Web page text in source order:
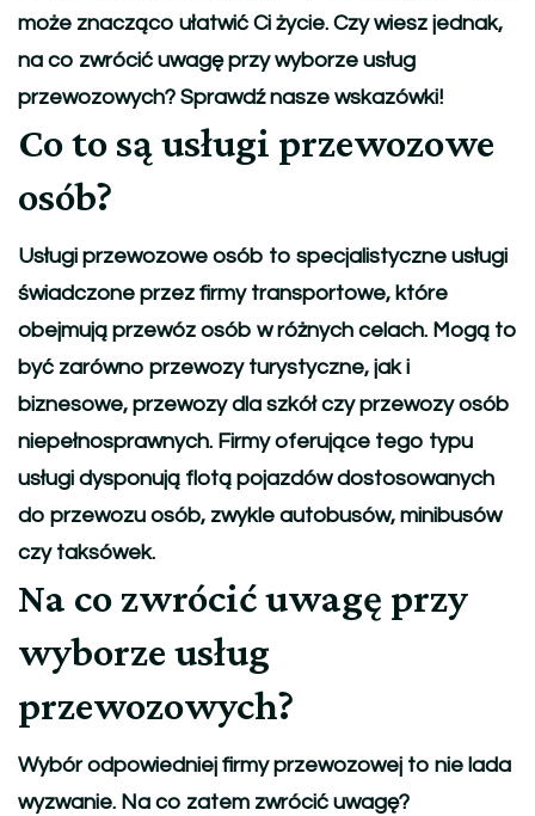
może znacząco ułatwić Ci życie. Czy wiesz jednak,
na co zwrócić uwagę przy wyborze usług
przewozowych? Sprawdź nasze wskazówki!
Co to są usługi przewozowe
osób?
Usługi przewozowe osób to specjalistyczne usługi
świadczone przez firmy transportowe, które
obejmują przewóz osób w różnych celach. Mogą to
być zarówno przewozy turystyczne, jak i
biznesowe, przewozy dla szkół czy przewozy osób
niepełnosprawnych. Firmy oferujące tego typu
usługi dysponują flotą pojazdów dostosowanych
do przewozu osób, zwykle autobusów, minibusów
czy taksówek.
Na co zwrócić uwagę przy
wyborze usług
przewozowych?
Wybór odpowiedniej firmy przewozowej to nie lada
wyzwanie. Na co zatem zwrócić uwagę?